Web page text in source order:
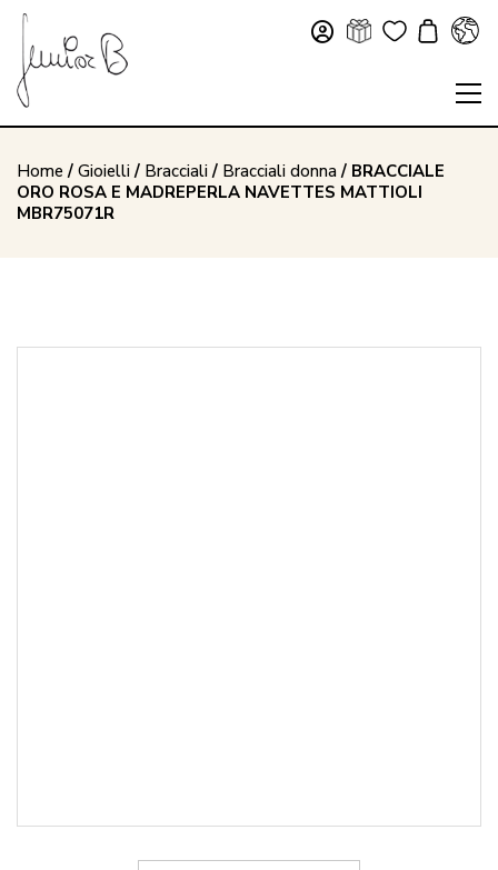
Home / Gioielli/ Bracciali/ Bracciali donna/ BRACCIALE
ORO ROSA E MADREPERLA NAVETTES MATTIOLI
MBR75071R